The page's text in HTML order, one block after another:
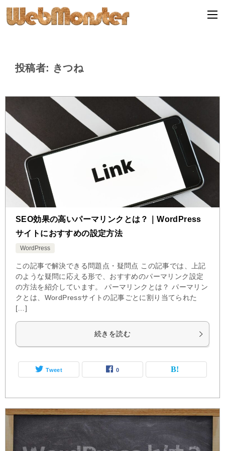
投稿者: きつね
SEO効果の高いパーマリンクとは？｜WordPress
サイトにおすすめの設定方法
WordPress
この記事で解決できる問題点・疑問点 この記事では、上記
のような疑問に応える形で、おすすめのパーマリンク設定
の方法を紹介しています。 パーマリンクとは？ パーマリン
クとは、WordPressサイトの記事ごとに割り当てられた
[…]
続きを読む
Tweet 0